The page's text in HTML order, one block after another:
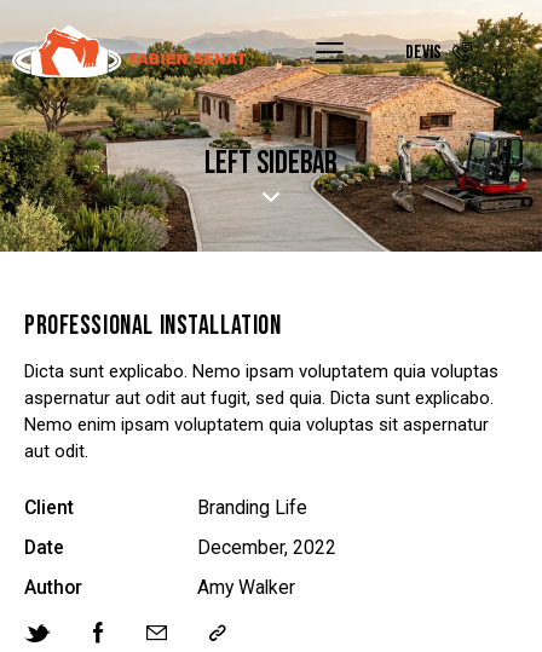
DEVIS
LEFT SIDEBAR
PROFESSIONAL INSTALLATION
Dicta sunt explicabo. Nemo ipsam voluptatem quia voluptas
aspernatur aut odit aut fugit, sed quia. Dicta sunt explicabo.
Nemo enim ipsam voluptatem quia voluptas sit aspernatur
aut odit.
Client
Branding Life
Date
December, 2022
Author
Amy Walker